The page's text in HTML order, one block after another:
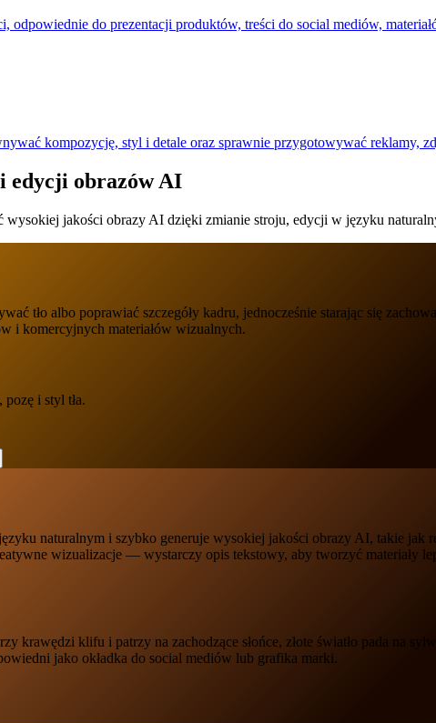
odpowiednie do prezentacji produktów, treści do social mediów,
kompozycję, styl i detale oraz sprawnie przygotowywać reklamy,
edycji obrazów AI
wysokiej jakości obrazy AI dzięki zmianie stroju, edycji w języku
tło albo poprawiać szczegóły kadru, jednocześnie starając się
i komercyjnych materiałów wizualnych.
i styl tła.
naturalnym i szybko generuje wysokiej jakości obrazy AI, takie jak
wizualizacje — wystarczy opis tekstowy, aby tworzyć materiały
klifu i patrzy na zachodzące słońce, złote światło pada na
jako okładka do social mediów lub grafika marki.